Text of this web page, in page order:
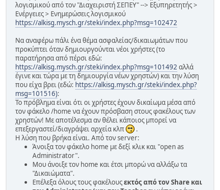
λογισμικού από τον "Διαχειριστή ΣΕΠΕΥ" --> Εξυπηρετητής >
Ενέργειες > Ενημερώσεις λογισμικού
https://alkisg.mysch.gr/steki/index.php?msg=102472
Να αναφέρω πάλι ένα θέμα ασφαλείας/δικαιωμάτων που
προκύπτει όταν δημιουργούνται νέοι χρήστες (το
παρατήρησα από πέρσι εδώ:
https://alkisg.mysch.gr/steki/index.php?msg=101492 αλλά
έγινε και τώρα με τη δημιουργία νέων χρηστών) και την λύση
που είχα βρει (εδώ: https://alkisg.mysch.gr/steki/index.php?
msg=101516):
Το πρόβλημα είναι ότι οι χρήστες έχουν δικαίωμα μέσα από
τον φάκελο /home να έχουν πρόσβαση στους φακέλους των
χρηστών! Με αποτέλεσμα αν θέλει κάποιος μπορεί να
επεξεργαστεί/διαγράψει αρχεία κλπ
.
Η λύση που βρήκα είναι. Από τον server:
Άνοιξα τον φάκελο home με δεξί κλικ και "open as
Administrator".
Μου άνοιξε τον home και έτσι μπορώ να αλλάξω τα
"Δικαιώματα".
Επέλεξα όλους τους φακέλουςεκτός από τον Share και